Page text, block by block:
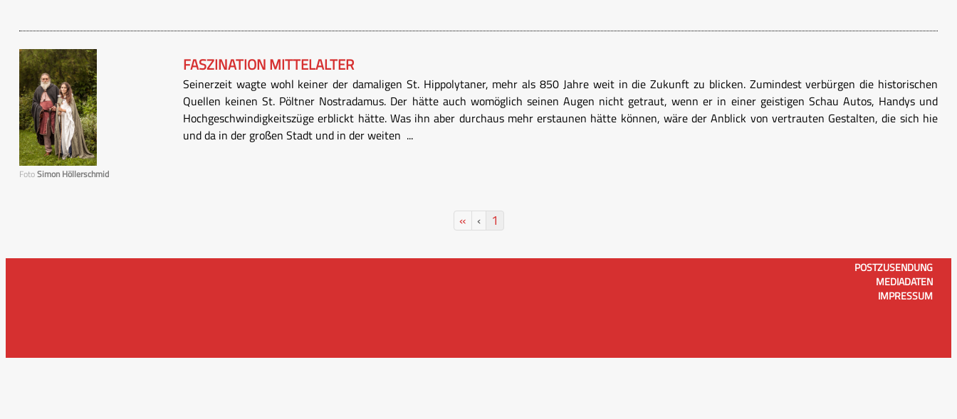
FotoSimon Höllerschmid
FASZINATION MITTELALTER
Seinerzeit wagte wohl keiner der damaligen St. Hippolytaner, mehr als 850 Jahre weit in die Zukunft zu blicken. Zumindest verbürgen die historischen
Quellen keinen St. Pöltner Nostradamus. Der hätte auch womöglich seinen Augen nicht getraut, wenn er in einer geistigen Schau Autos, Handys und
Hochgeschwindigkeitszüge erblickt hätte. Was ihn aber durchaus mehr erstaunen hätte können, wäre der Anblick von vertrauten Gestalten, die sich hie
und da in der großen Stadt und in der weiten ...
« ‹ 1
POSTZUSENDUNG
MEDIADATEN
IMPRESSUM